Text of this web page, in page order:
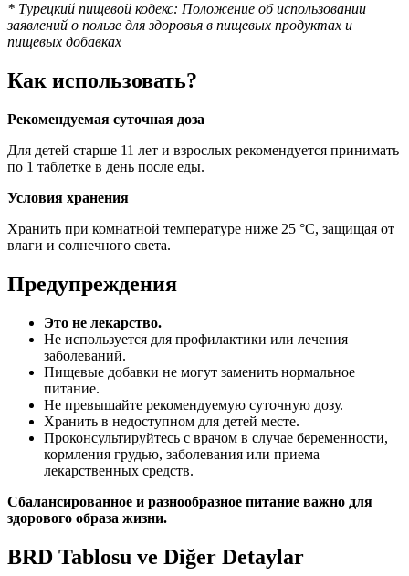
* Турецкий пищевой кодекс: Положение об использовании
заявлений о пользе для здоровья в пищевых продуктах и
пищевых добавках
Как использовать?
Рекомендуемая суточная доза
Для детей старше 11 лет и взрослых рекомендуется принимать
по 1 таблетке в день после еды.
Условия хранения
Хранить при комнатной температуре ниже 25 °C, защищая от
влаги и солнечного света.
Предупреждения
Это не лекарство.
Не используется для профилактики или лечения
заболеваний.
Пищевые добавки не могут заменить нормальное
питание.
Не превышайте рекомендуемую суточную дозу.
Хранить в недоступном для детей месте.
Проконсультируйтесь с врачом в случае беременности,
кормления грудью, заболевания или приема
лекарственных средств.
Сбалансированное и разнообразное питание важно для
здорового образа жизни.
BRD Tablosu ve Diğer Detaylar